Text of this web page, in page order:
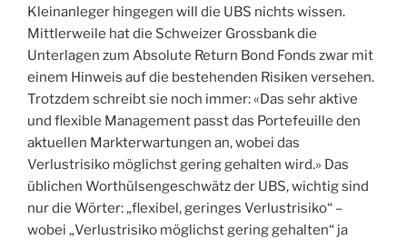
Kleinanleger hingegen will die UBS nichts wissen.
Mittlerweile hat die Schweizer Grossbank die
Unterlagen zum Absolute Return Bond Fonds zwar mit
einem Hinweis auf die bestehenden Risiken versehen.
Trotzdem schreibt sie noch immer: «Das sehr aktive
und flexible Management passt das Portefeuille den
aktuellen Markterwartungen an, wobei das
Verlustrisiko möglichst gering gehalten wird.» Das
üblichen Worthülsengeschwätz der UBS, wichtig sind
nur die Wörter: „flexibel, geringes Verlustrisiko“ –
wobei „Verlustrisiko möglichst gering gehalten“ ja